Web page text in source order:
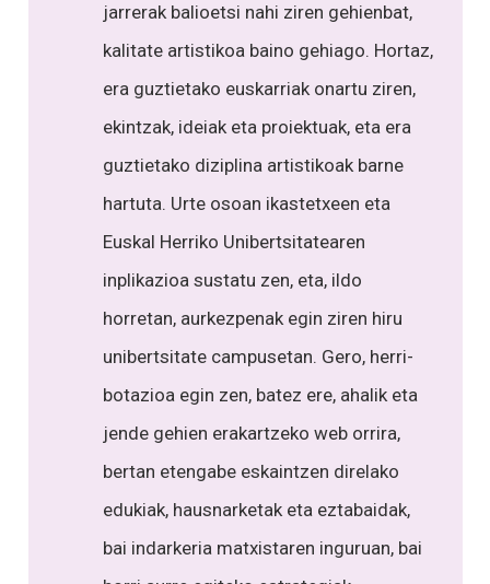
jarrerak balioetsi nahi ziren gehienbat,
kalitate artistikoa baino gehiago. Hortaz,
era guztietako euskarriak onartu ziren,
ekintzak, ideiak eta proiektuak, eta era
guztietako diziplina artistikoak barne
hartuta. Urte osoan ikastetxeen eta
Euskal Herriko Unibertsitatearen
inplikazioa sustatu zen, eta, ildo
horretan, aurkezpenak egin ziren hiru
unibertsitate campusetan. Gero, herri-
botazioa egin zen, batez ere, ahalik eta
jende gehien erakartzeko web orrira,
bertan etengabe eskaintzen direlako
edukiak, hausnarketak eta eztabaidak,
bai indarkeria matxistaren inguruan, bai